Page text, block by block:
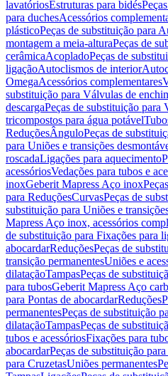
lavatóriosEstruturas para bidés
para duchesAcessórios
plásticoPeças de substituição para
montagem a meia-alturaPeças de
cerâmicaAcopladoPeças de
ligaçãoAutoclismos de interior
OmegaAcessórios complementares
substituição para Válvulas de
descargaPeças de substituição para
tricompostos para água potável
ReduçõesÂnguloPeças de
para Uniões e transições
roscadaLigações para aquecimento
acessóriosVedações para tubos e
inoxGeberit Mapress Aço inox
para ReduçõesCurvasPeças de
substituição para Uniões e
Mapress Aço inox, acessórios
de substituição para Fixações para
abocardarReduçõesPeças de
transição permanentesUniões e
dilataçãoTampasPeças de
para tubosGeberit Mapress Aço
para Pontas de abocardarReduções
permanentesPeças de substituição
dilataçãoTampasPeças de
tubos e acessóriosFixações para
abocardarPeças de substituição
para CruzetasUniões permanentes